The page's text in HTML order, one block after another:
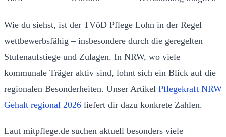
Wie du siehst, ist der TVöD Pflege Lohn in der Regel
wettbewerbsfähig – insbesondere durch die geregelten
Stufenaufstiege und Zulagen. In NRW, wo viele
kommunale Träger aktiv sind, lohnt sich ein Blick auf die
regionalen Besonderheiten. Unser Artikel Pflegekraft NRW
Gehalt regional 2026 liefert dir dazu konkrete Zahlen.
Laut mitpflege.de suchen aktuell besonders viele